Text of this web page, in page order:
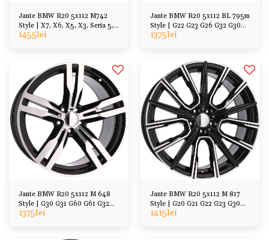
Jante BMW R20 5x112 M742
Style | X7, X6, X5, X3, Seria 5,
Seria 7
1455lei
Jante BMW R20 5x112 BL 795m
Style | G22 G23 G26 G32 G30
G31 G38, etc
1375lei
Jante BMW R20 5x112 M 648
Style | G30 G31 G60 G61 G32
G11 G12 G01 G45
1375lei
Jante BMW R20 5x112 M 817
Style | G20 G21 G22 G23 G30
G31 G11 G12
1415lei